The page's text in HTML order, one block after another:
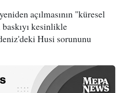
açılmasının "küresel
kesinlikle
Husi sorununu